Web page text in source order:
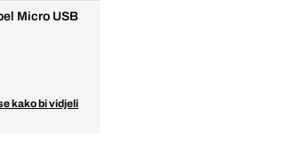
Micro USB
kako bi vidjeli